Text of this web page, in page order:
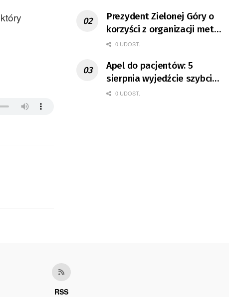
Prezydent Zielonej Góry o
korzyści z organizacji mety
Tour de Pologne
0 UDOST.
Apel do pacjentów: 5
sierpnia wyjedźcie szybciej
z domów
0 UDOST.
RSS